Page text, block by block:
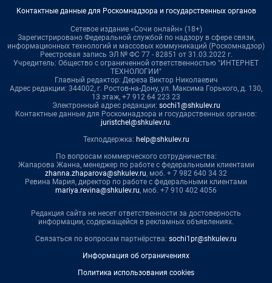
Контактные данные для Роскомнадзора и государственных органов
Сетевое издание «Сочи онлайн» (18+)
Зарегистрировано Федеральной службой по надзору в сфере связи,
информационных технологий и массовых коммуникаций (Роскомнадзор)
Реестровая запись ЭЛ № ФС 77 - 82851 от 31.03.2022 г.
Учредитель: Общество с ограниченной ответственностью "ИНТЕРНЕТ
ТЕХНОЛОГИИ"
Главный редактор: Дереза Виктор Николаевич
Адрес редакции: 344002, г. Ростов-на-Дону, ул. Максима Горького, д. 130,
13 этаж, +7 912 64 223 23
Электронный адрес редакции: sochi1@shkulev.ru
Контактные данные для Роскомнадзора и государственных органов:
juristchel@shkulev.ru.
Техподдержка: help@shkulev.ru
По вопросам коммерческого сотрудничества:
Жапарова Жанна, менеджер по работе с федеральными клиентами
zhanna.zhaparova@shkulev.ru, моб. + 7 982 640 34 32
Ревина Мария, директор по работе с федеральными клиентами
mariya.revina@shkulev.ru, моб. +7 910 402 4056
Редакция сайта не несет ответственности за достоверность
информации, содержащейся в рекламных объявлениях.
Связаться по вопросам партнёрства: sochi1pr@shkulev.ru
Информация об ограничениях
Политика использования cookies